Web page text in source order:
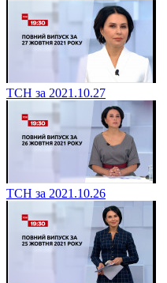
ТСН за 2021.10.27
ТСН за 2021.10.26